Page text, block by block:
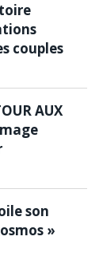
couples
AUX
son
»